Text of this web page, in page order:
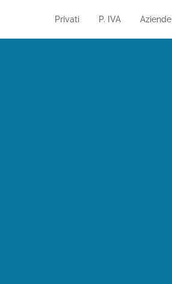
Privati P. IVA Aziende